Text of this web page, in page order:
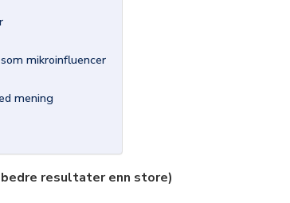
mikroinfluencer
mening
resultater enn store)